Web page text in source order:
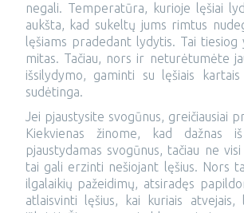
negali. Temperatūra, kurioje lęšiai
aukšta, kad sukeltų jums rimtus
lęšiams pradedant lydytis. Tai
mitas. Tačiau, nors ir neturėtumėte
išsilydymo, gaminti su lęšiais
sudėtinga.
Jei pjaustysite svogūnus, greičiausiai
Kiekvienas žinome, kad dažnas
pjaustydamas svogūnus, tačiau ne
tai gali erzinti nešiojant lęšius. Nors
ilgalaikių pažeidimų, atsiradęs
atlaisvinti lęšius, kai kuriais